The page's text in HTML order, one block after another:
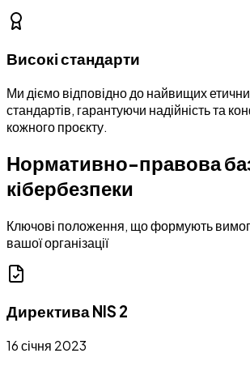
Високі стандарти
Ми діємо відповідно до найвищих
стандартів, гарантуючи надійність та
кожного проєкту.
Нормативно-правова
кібербезпеки
Ключові положення, що формують
вашої організації
Директива NIS 2
16 січня 2023